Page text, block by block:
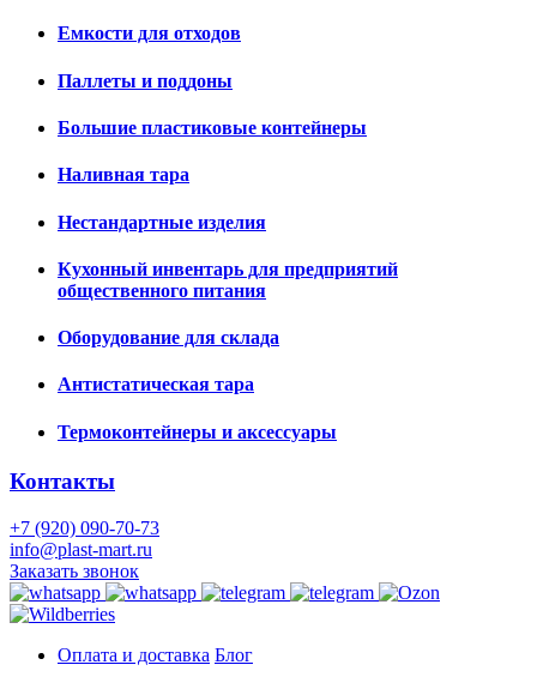
Емкости для отходов
Паллеты и поддоны
Большие пластиковые контейнеры
Наливная тара
Нестандартные изделия
Кухонный инвентарь для предприятий
общественного питания
Оборудование для склада
Антистатическая тара
Термоконтейнеры и аксессуары
Контакты
+7 (920) 090-70-73
info@plast-mart.ru
Заказать звонок
Оплата и доставка Блог